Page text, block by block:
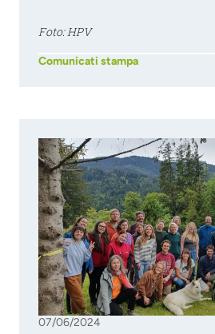
Foto: HPV
Comunicati stampa
07/06/2024